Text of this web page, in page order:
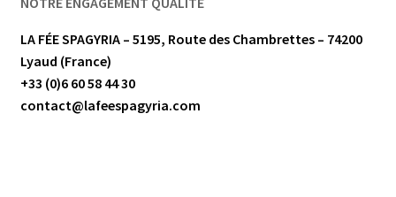
LA FÉE SPAGYRIA – 5195, Route des Chambrettes – 74200
Lyaud (France)
+33 (0)6 60 58 44 30
contact@lafeespagyria.com